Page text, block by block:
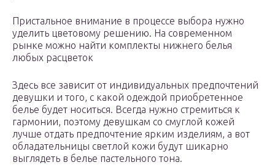
Пристальное внимание в процессе выбора нужно
уделить цветовому решению. На современном
рынке можно найти комплекты нижнего белья
любых расцветок
Здесь все зависит от индивидуальных предпочтений
девушки и того, с какой одеждой приобретенное
белье будет носиться. Всегда нужно стремиться к
гармонии, поэтому девушкам со смуглой кожей
лучше отдать предпочтение ярким изделиям, а вот
обладательницы светлой кожи будут шикарно
выглядеть в белье пастельного тона.